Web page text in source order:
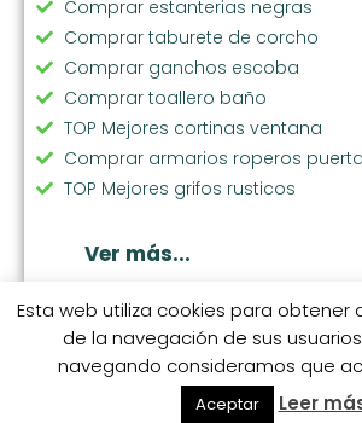
Comprar estanterias negras
Comprar taburete de corcho
Comprar ganchos escoba
Comprar toallero baño
TOP Mejores cortinas ventana
Comprar armarios roperos
TOP Mejores grifos rusticos
Comprar lavabo de resina
Comprar cortinas fruncidas
Comprar espejos grandes de
Comprar toallero inox
Comprar dispensador papel
Ver más...
© 2026 coleccionhogarhome.com.
S.M. 3S.M. 4 S.M. 5
Esta web utiliza cookies para
de la navegación de sus
navegando consideramos que
Aceptar Leer